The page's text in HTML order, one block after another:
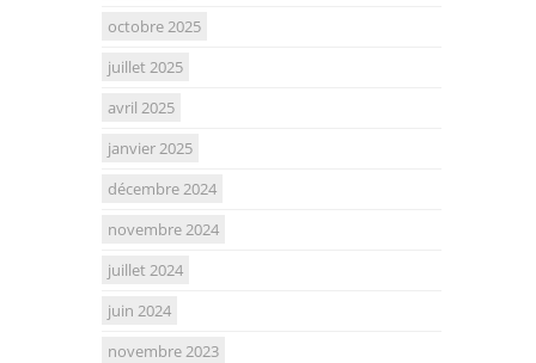
octobre 2025
juillet 2025
avril 2025
janvier 2025
décembre 2024
novembre 2024
juillet 2024
juin 2024
novembre 2023